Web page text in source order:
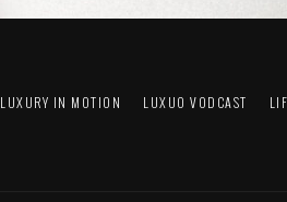
LUXURY IN MOTION LUXUO VODCAST